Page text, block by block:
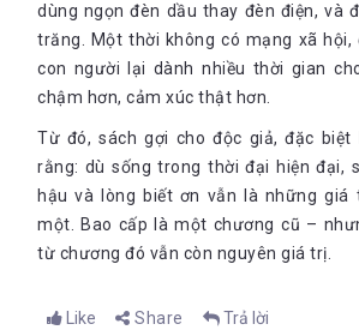
dùng ngọn đèn dầu thay đèn điện, và
trăng. Một thời không có mạng xã hội,
con người lại dành nhiều thời gian
chậm hơn, cảm xúc thật hơn.
Từ đó, sách gợi cho độc giả, đặc biệt
rằng: dù sống trong thời đại hiện đại,
hậu và lòng biết ơn vẫn là những giá
một. Bao cấp là một chương cũ –
từ chương đó vẫn còn nguyên giá trị.
Like Share Trả lời